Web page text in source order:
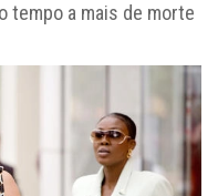
tempo a mais de morte